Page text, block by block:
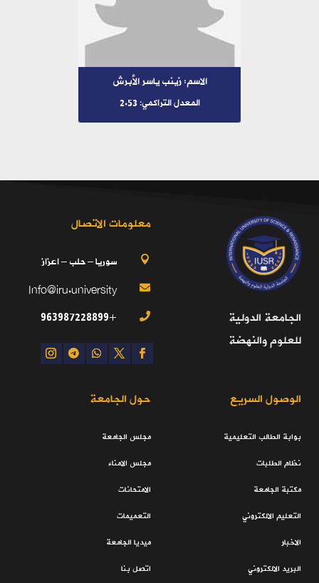
الاسم: زينب ياسر الأبرش
المعدل التراكمي: 2.53
الجامعة الدولية
للعلوم والنهضة
معلومات الاتصال
 سوريا – حلب – اعزاز

Info@iru.university

+963987228899
الوصول السريع
بوابة الطالب التعليمية
نظام الطلبات
مكتبة الجامعة
التعليم الالكتروني
الاخبار
البريد الالكتروني
حول الجامعة
مجلس الجامعة
مجلس الامناء
الامتحانات
التعميمات
ميديا الجامعة
اتصل بنا